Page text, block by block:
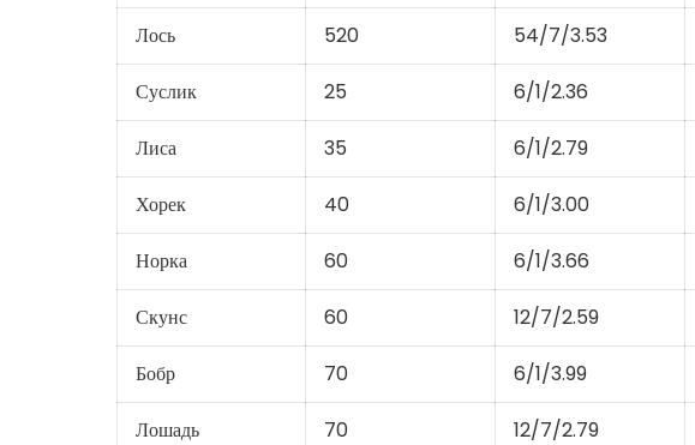
Лось 520 54/7/3.53
Суслик 25 6/1/2.36
Лиса 35 6/1/2.79
Хорек 40 6/1/3.00
Норка 60 6/1/3.66
Скунс 60 12/7/2.59
Бобр 70 6/1/3.99
Лошадь 70 12/7/2.79